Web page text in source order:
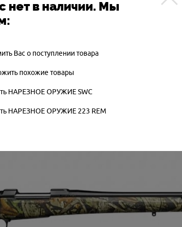
СЪЁМНЫЙ
нет в наличии. Мы
Вас о поступлении товара
похожие товары
НАРЕЗНОЕ ОРУЖИЕ SWC
НАРЕЗНОЕ ОРУЖИЕ 223 REM